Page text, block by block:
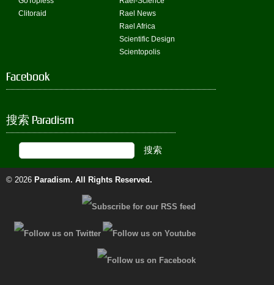
Clitoraid
Rael News
Rael Africa
Scientific Design
Scientopolis
Facebook
搜索 Paradism
© 2026 Paradism. All Rights Reserved.